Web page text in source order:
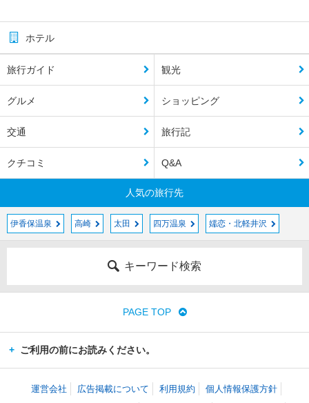
ホテル
旅行ガイド 観光
グルメ ショッピング
交通 旅行記
クチコミ Q&A
人気の旅行先
伊香保温泉 高崎 太田 四万温泉 嬬恋・北軽井沢
キーワード検索
PAGE TOP
ご利用の前にお読みください。
運営会社 広告掲載について 利用規約 個人情報保護方針